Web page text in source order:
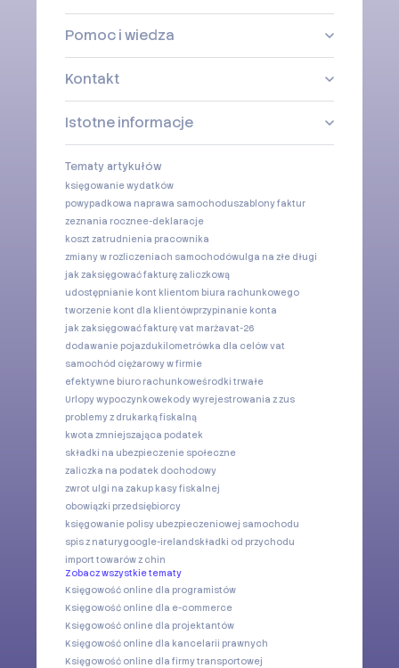
Pomoc i wiedza
Kontakt
Istotne informacje
Tematy artykułów
księgowanie wydatków
powypadkowa naprawa samochoduszablony faktur
zeznania rocznee-deklaracje
koszt zatrudnienia pracownika
zmiany w rozliczeniach samochodówulga na złe długi
jak zaksięgować fakturę zaliczkową
udostępnianie kont klientom biura rachunkowego
tworzenie kont dla klientówprzypinanie konta
jak zaksięgować fakturę vat marżavat-26
dodawanie pojazdukilometrówka dla celów vat
samochód ciężarowy w firmie
efektywne biuro rachunkoweśrodki trwałe
Urlopy wypoczynkowekody wyrejestrowania z zus
problemy z drukarką fiskalną
kwota zmniejszająca podatek
składki na ubezpieczenie społeczne
zaliczka na podatek dochodowy
zwrot ulgi na zakup kasy fiskalnej
obowiązki przedsiębiorcy
księgowanie polisy ubezpieczeniowej samochodu
spis z naturygoogle-irelandskładki od przychodu
import towarów z chin
Zobacz wszystkie tematy
Księgowość online dla programistów
Księgowość online dla e-commerce
Księgowość online dla projektantów
Księgowość online dla kancelarii prawnych
Księgowość online dla firmy transportowej